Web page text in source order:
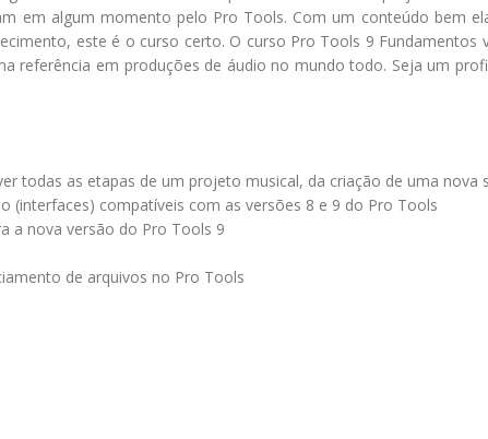
em algum momento pelo Pro Tools. Com um conteúdo bem
este é o curso certo. O curso Pro Tools 9 Fundamentos
referência em produções de áudio no mundo todo. Seja um
todas as etapas de um projeto musical, da criação de uma nova
(interfaces) compatíveis com as versões 8 e 9 do Pro Tools
a nova versão do Pro Tools 9
de arquivos no Pro Tools